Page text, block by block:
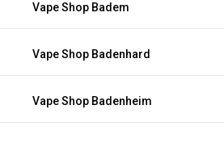
Vape Shop Badem
Vape Shop Badenhard
Vape Shop Badenheim